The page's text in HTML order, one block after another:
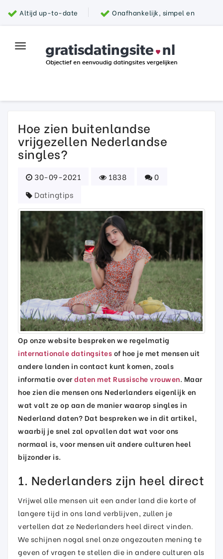
Altijd up-to-date Onafhankelijk, simpel en
Top datingsite
Parship
Toggle
navigation
Hoe zien buitenlandse
vrijgezellen Nederlandse
singles?
30-09-2021 1838
0
Datingtips
Op onze website bespreken we regelmatig
internationale datingsitesof hoe je met mensen uit
andere landen in contact kunt komen, zoals
informatie overdaten met Russische vrouwen. Maar
hoe zien die mensen ons Nederlanders eigenlijk en
wat valt ze op aan de manier waarop singles in
Nederland daten? Dat bespreken we in dit artikel,
waarbij je snel zal opvallen dat wat voor ons
normaal is, voor mensen uit andere culturen heel
bijzonder is.
1. Nederlanders zijn heel direct
Vrijwel alle mensen uit een ander land die korte of
langere tijd in ons land verblijven, zullen je
vertellen dat ze Nederlanders heel direct vinden.
We schijnen nogal snel onze ongezouten mening te
geven of vragen te stellen die in andere culturen als